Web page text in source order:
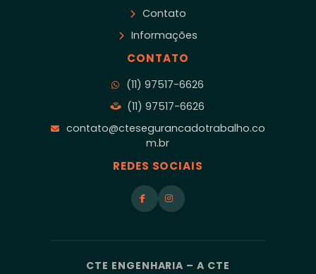
Contato
Informações
CONTATO
(11) 97517-6626
(11) 97517-6626
contato@ctesegurancadotrabalho.co
m.br
REDES SOCIAIS
CTE ENGENHARIA – A CTE